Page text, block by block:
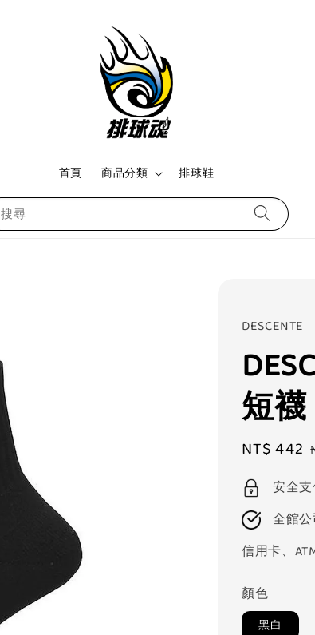
搜尋
首頁 商品分類 排球鞋
DESCENTE
短
Sale
price
NT$ 442
安全
全館
信用卡、
顏色
黑白